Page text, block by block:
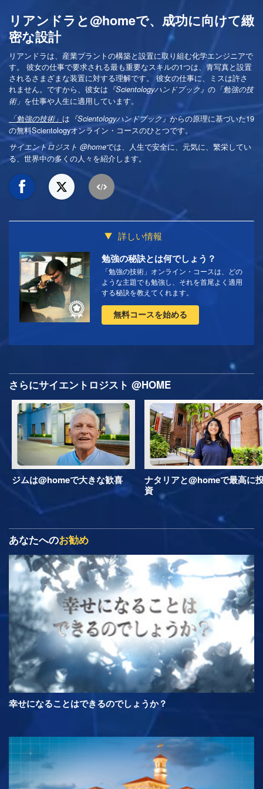
リアンドラと@homeで、成功に向けて緻
密な設計
リアンドラは、産業プラントの構築と設置に取り組む化学エンジニアで
す。 彼女の仕事で要求される最も重要なスキルの1つは、青写真と設置
されるさまざまな装置に対する理解です。 彼女の仕事に、ミスは許さ
れません。ですから、彼女は 『Scientologyハンドブック』 の 「勉強の技
術」 を仕事や人生に適用しています。
「勉強の技術」 は 『Scientologyハンドブック』 からの原理に基づいた19
の無料Scientologyオンライン・コースのひとつです。
サイエントロジスト @homeでは、人生で安全に、元気に、繁栄してい
る、世界中の多くの人々を紹介します。
詳しい情報
勉強の秘訣とは何でしょう？
「勉強の技術」オンライン・コースは、どの
ような主題でも勉強し、それを首尾よく適用
する秘訣を教えてくれます。
無料コースを始める
さらにサイエントロジスト @HOME
ジムは@homeで大きな歓喜
ナタリアと@homeで最高に
資
あなたへのお勧め
幸せになることはできるのでしょうか？